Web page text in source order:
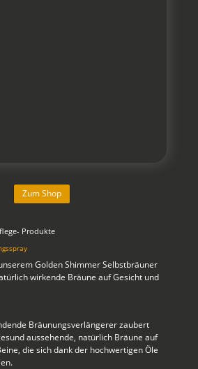
Zum Shop
Produkte
Golden Shimmer Selbstbräuner
wirkende Bräune auf Gesicht und
Bräunungsverlängerer zaubert
aussehende, natürlich Bräune auf
die sich dank der hochwertigen Öle